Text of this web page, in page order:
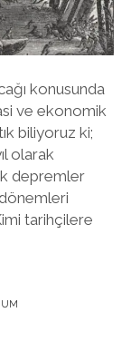
konusunda
ve ekonomik
biliyoruz ki;
olarak
depremler
tarihçilere